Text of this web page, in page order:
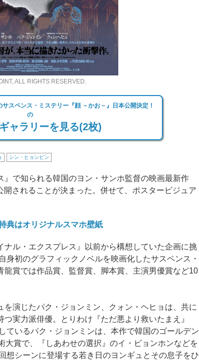
ALL RIGHTS RESERVED.
スペンス・ミステリー『顔 －かお－』日本公開決定！
の
ャラリーを見る(2枚)
シン・ヒョンビン
で知られる韓国のヨン・サンホ監督の映画最新作
開されることが決まった。併せて、ポスタービジュア
典はオリジナルスマホ壁紙
ル・エクスプレス』以前から構想していた企画に挑
身初のグラフィックノベルを映画化したサスペンス・
龍賞では作品賞、監督賞、脚本賞、主演男優賞など10
演じたパク・ジョンミン、クォン・ヘヒョは、共に
実力派俳優。とりわけ『ただ悪より救いたまえ』
ているパク・ジョンミンは、本作で韓国のゴールデン
大賞で、『しあわせの選択』のイ・ビョンホンなどを
想シーンに登場する若き日のヨンギュとその息子をひ